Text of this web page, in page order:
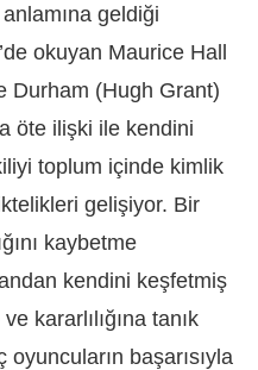
geldiği
okuyan Maurice Hall
Durham (Hugh Grant)
öte ilişki ile kendini
toplum içinde kimlik
gelişiyor. Bir
kaybetme
kendini keşfetmiş
kararlılığına tanık
başarısıyla